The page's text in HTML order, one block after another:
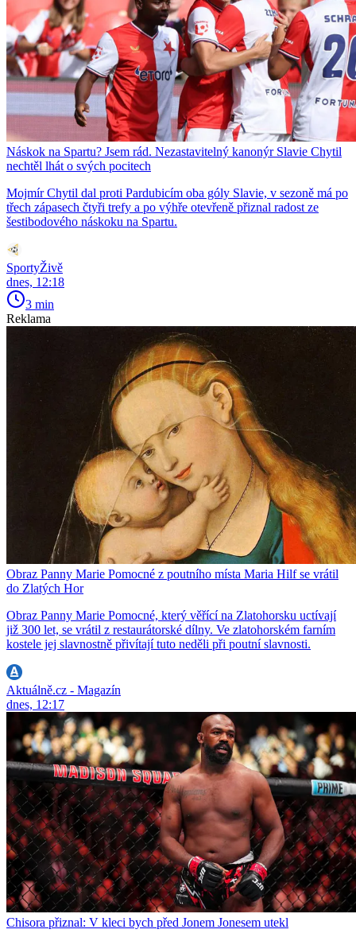
Náskok na Spartu? Jsem rád. Nezastavitelný kanonýr Slavie Chytil
nechtěl lhát o svých pocitech
Mojmír Chytil dal proti Pardubicím oba góly Slavie, v sezoně má po
třech zápasech čtyři trefy a po výhře otevřeně přiznal radost ze
šestibodového náskoku na Spartu.
SportyŽivě
dnes, 12:18
3 min
Reklama
Obraz Panny Marie Pomocné z poutního místa Maria Hilf se vrátil
do Zlatých Hor
Obraz Panny Marie Pomocné, který věřící na Zlatohorsku uctívají
již 300 let, se vrátil z restaurátorské dílny. Ve zlatohorském farním
kostele jej slavnostně přivítají tuto neděli při poutní slavnosti.
Aktuálně.cz - Magazín
dnes, 12:17
Chisora přiznal: V kleci bych před Jonem Jonesem utekl